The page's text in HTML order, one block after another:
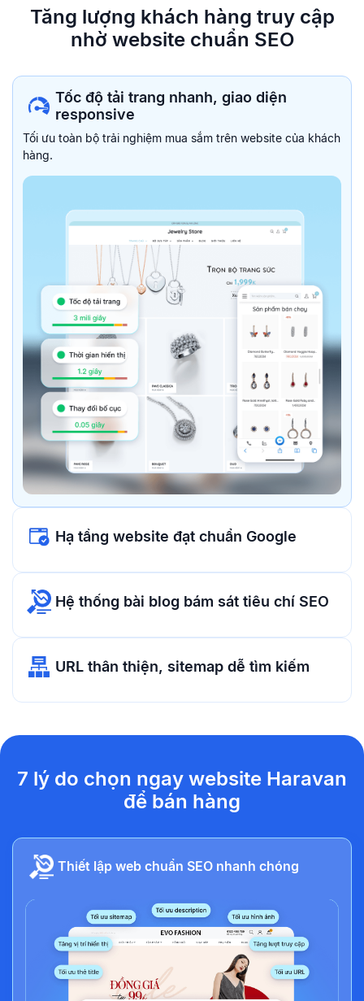
Tăng lượng khách hàng truy cập
nhờ website chuẩn SEO
Tốc độ tải trang nhanh, giao diện
responsive
Tối ưu toàn bộ trải nghiệm mua sắm trên website của khách
hàng.
Hạ tầng website đạt chuẩn Google
Hệ thống bài blog bám sát tiêu chí SEO
URL thân thiện, sitemap dễ tìm kiếm
7 lý do chọn ngay website Haravan
để bán hàng
Thiết lập web chuẩn SEO nhanh chóng